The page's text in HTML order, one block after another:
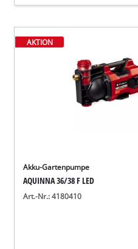
AKTION
Akku-Gartenpumpe
AQUINNA 36/38 F LED
Art.-Nr.: 4180410